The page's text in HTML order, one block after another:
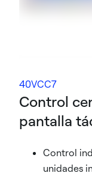
40VCC7
Control
pantalla
Control
unidades